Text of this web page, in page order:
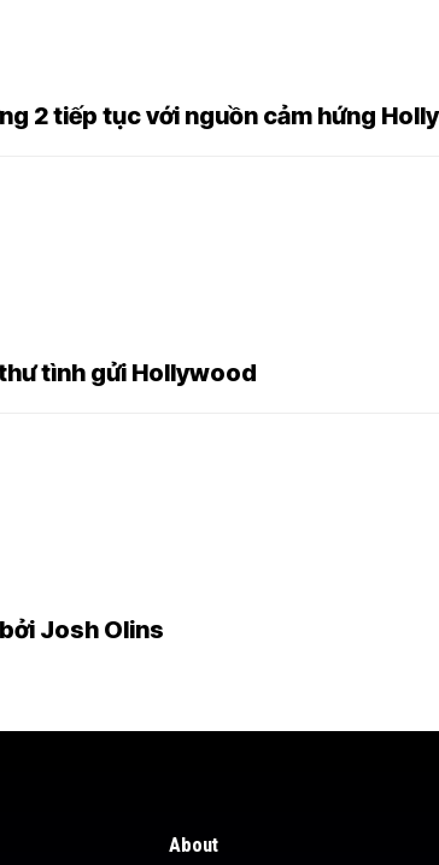
2 tiếp tục với nguồn cảm hứng
tình gửi Hollywood
Josh Olins
About